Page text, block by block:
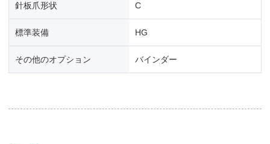
針板爪形状 C
標準装備 HG
その他のオプション バインダー